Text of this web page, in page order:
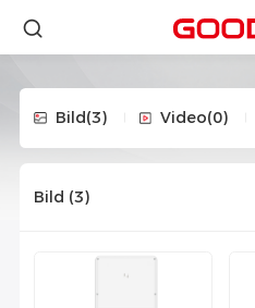
Bild(3) Video(0)
Bild (3)